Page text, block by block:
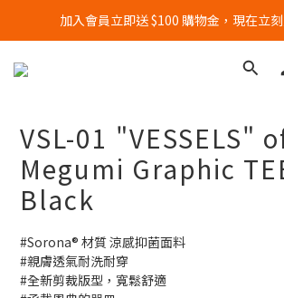
全館滿$3000 免運優惠中🔥🔥🔥 (限
加入會員立即送 $100 購物金，現在立
全館滿$3000 免運優惠中🔥🔥🔥 (限
VSL-01 "VESSELS"
Megumi Graphic
Black
#Sorona® 材質 涼感抑菌面料
#親膚透氣耐洗耐穿
#全新剪裁版型，寬鬆舒適